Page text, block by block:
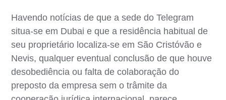
Havendo notícias de que a sede do Telegram
situa-se em Dubai e que a residência habitual de
seu proprietário localiza-se em São Cristóvão e
Nevis, qualquer eventual conclusão de que houve
desobediência ou falta de colaboração do
preposto da empresa sem o trâmite da